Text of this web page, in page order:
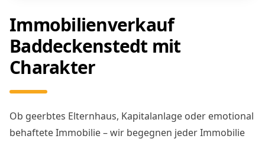
Immobilienverkauf
Baddeckenstedt mit
Charakter
Ob geerbtes Elternhaus, Kapitalanlage oder emotional
behaftete Immobilie – wir begegnen jeder Immobilie